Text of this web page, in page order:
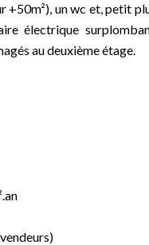
+50m²), un wc et, petit
électrique
au deuxième étage.